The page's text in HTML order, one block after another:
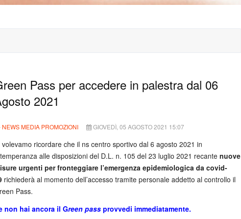
Pass per accedere in palestra dal 06
2021
NEWS MEDIA PROMOZIONI GIOVEDÌ, 05 AGOSTO 2021 15:07
volevamo ricordare che il ns centro sportivo dal 6 agosto 2021 in
alle disposizioni del D.L. n. 105 del 23 luglio 2021 recante nuove
urgenti per fronteggiare l’emergenza epidemiologica da covid-
richiederà al momento dell’accesso tramite personale addetto al controllo il
Pass.
non hai ancora il Green passprovvedi immediatamente.